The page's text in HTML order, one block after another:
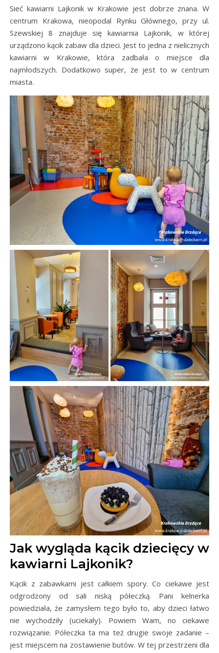
Sieć kawiarni Lajkonik w Krakowie jest dobrze znana. W
centrum Krakowa, nieopodal Rynku Głównego, przy ul.
Szewskiej 8 znajduje się kawiarnia Lajkonik, w której
urządzono kącik zabaw dla dzieci. Jest to jedna z nielicznych
kawiarni w Krakowie, która zadbała o miejsce dla
najmłodszych. Dodatkowo super, że jest to w centrum
miasta.
Jak wygląda kącik dziecięcy w
kawiarni Lajkonik?
Kącik z zabawkami jest całkiem spory. Co ciekawe jest
odgrodzony od sali niską półeczką. Pani kelnerka
powiedziała, że zamysłem tego było to, aby dzieci łatwo
nie wychodziły (uciekały). Powiem Wam, no ciekawe
rozwiązanie. Półeczka ta ma też drugie swoje zadanie –
jest miejscem na zostawienie butów. W tej przestrzeni dla